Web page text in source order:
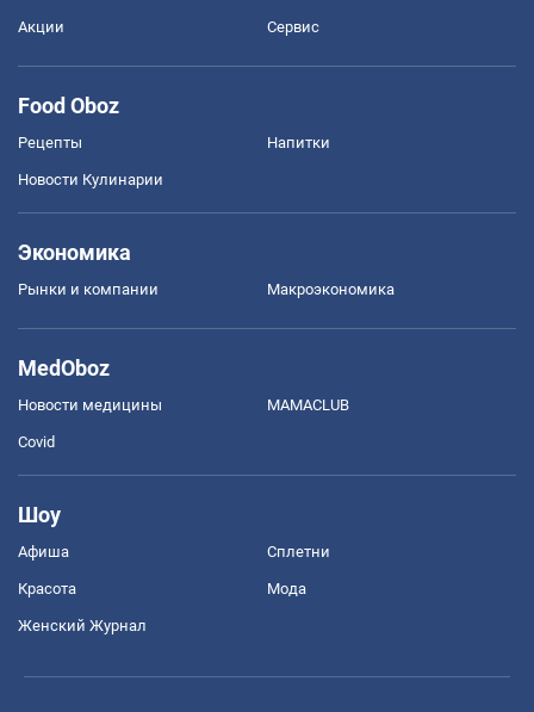
Акции Сервис
Food Oboz
Рецепты Напитки
Новости Кулинарии
Экономика
Рынки и компании Mакроэкономика
MedOboz
Новости медицины MAMACLUB
Covid
Шоу
Афиша Сплетни
Красота Мода
Женский Журнал